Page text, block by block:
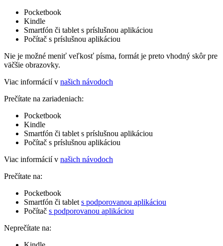
Pocketbook
Kindle
Smartfón či tablet s príslušnou aplikáciou
Počítač s príslušnou aplikáciou
Nie je možné meniť veľkosť písma, formát je preto vhodný skôr pre
väčšie obrazovky.
Viac informácií v našich návodoch
Prečítate na zariadeniach:
Pocketbook
Kindle
Smartfón či tablet s príslušnou aplikáciou
Počítač s príslušnou aplikáciou
Viac informácií v našich návodoch
Prečítate na:
Pocketbook
Smartfón či tablet s podporovanou aplikáciou
Počítač s podporovanou aplikáciou
Neprečítate na: